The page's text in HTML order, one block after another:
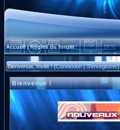
Accueil|Règles du forum
Bienvenue, Invité ! (Connexion|S'enregistrer)
Bienvenue !